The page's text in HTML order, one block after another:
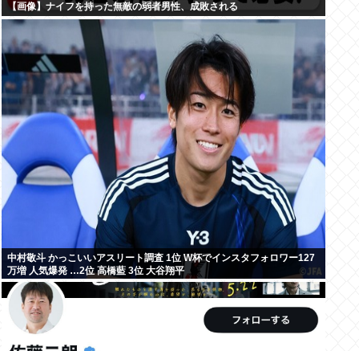
【画像】ナイフを持った無敵の弱者男性、成敗される
中村敬斗 かっこいいアスリート調査 1位 W杯でインスタフォロワー127
万増 人気爆発 …2位 高橋藍 3位 大谷翔平